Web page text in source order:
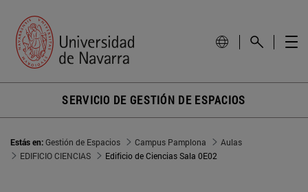
SERVICIO DE GESTIÓN DE ESPACIOS
Estás en:Gestión de Espacios Campus Pamplona
Aulas
EDIFICIO CIENCIAS
Edificio de Ciencias Sala 0E02